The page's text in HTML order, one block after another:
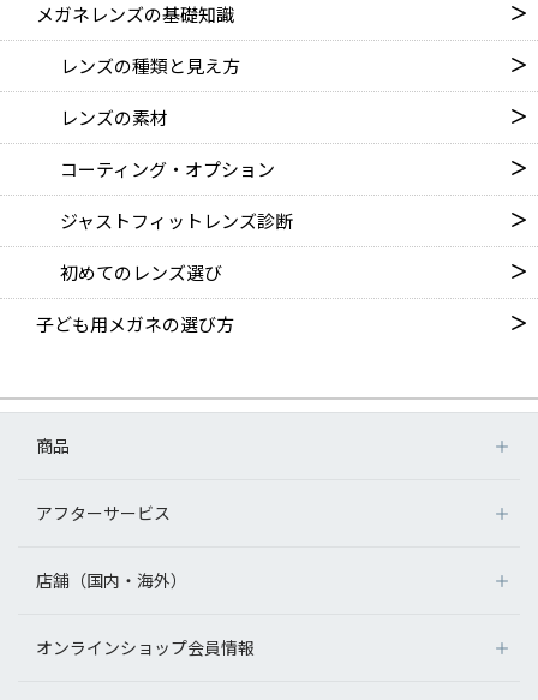
メガネレンズの基礎知識
レンズの種類と見え方
レンズの素材
コーティング・オプション
ジャストフィットレンズ診断
初めてのレンズ選び
子ども用メガネの選び方
商品
アフターサービス
店舗（国内・海外）
オンラインショップ会員情報